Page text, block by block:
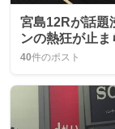
宮島12Rが話題
ンの熱狂が止ま
40件のポスト